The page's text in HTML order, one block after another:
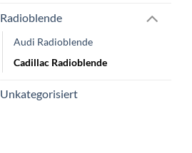
Radioblende
Audi Radioblende
Cadillac Radioblende
Unkategorisiert